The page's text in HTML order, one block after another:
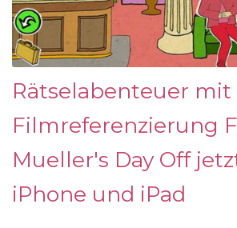
Rätselabenteuer mit
Filmreferenzierung
Mueller's Day Off
iPhone und iPad